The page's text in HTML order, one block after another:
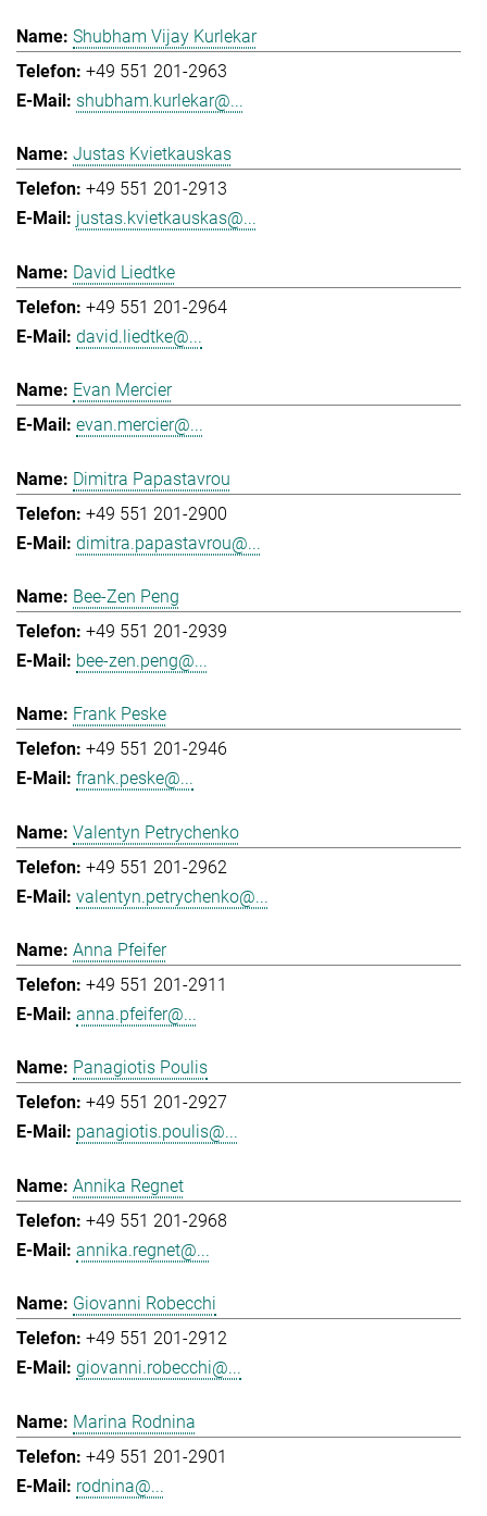
Shubham Vijay Kurlekar
+49 551 201-2963
shubham.kurlekar@...
Justas Kvietkauskas
+49 551 201-2913
justas.kvietkauskas@...
David Liedtke
+49 551 201-2964
david.liedtke@...
Evan Mercier
evan.mercier@...
Dimitra Papastavrou
+49 551 201-2900
dimitra.papastavrou@...
Bee-Zen Peng
+49 551 201-2939
bee-zen.peng@...
Frank Peske
+49 551 201-2946
frank.peske@...
Valentyn Petrychenko
+49 551 201-2962
valentyn.petrychenko@...
Anna Pfeifer
+49 551 201-2911
anna.pfeifer@...
Panagiotis Poulis
+49 551 201-2927
panagiotis.poulis@...
Annika Regnet
+49 551 201-2968
annika.regnet@...
Giovanni Robecchi
+49 551 201-2912
giovanni.robecchi@...
Marina Rodnina
+49 551 201-2901
rodnina@...